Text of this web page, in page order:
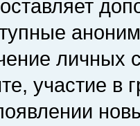
личных
участие в